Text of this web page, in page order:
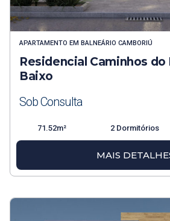
APARTAMENTO EM BALNEÁRIO CAMBORIÚ
Residencial Caminhos do
Baixo
Sob Consulta
71.52m² 2 Dormitórios
MAIS